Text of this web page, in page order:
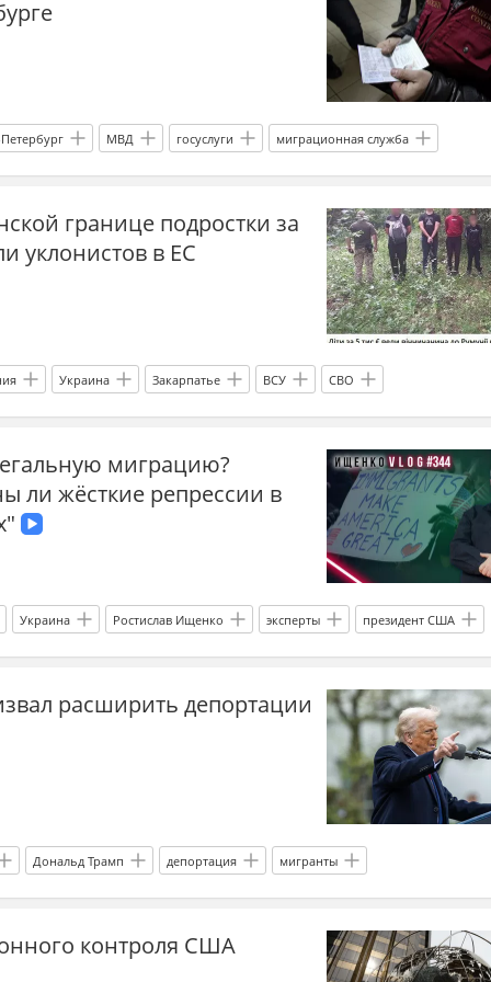
МВД госуслуги миграционная служба
мигранты трудоустройство рынок труда
границе подростки за
уклонистов в ЕС
Украина Закарпатье ВСУ СВО
уклонисты государственная граница
ЕС Восточное партнерство евроинтеграция
миграцию?
ли жёсткие репрессии в
Украина Ростислав Ищенко эксперты президент США
Доктрина Байдена Латинская Америка мигранты
расширить депортации
Дональд Трамп депортация мигранты
мигранты Демократическая партия
контроля США